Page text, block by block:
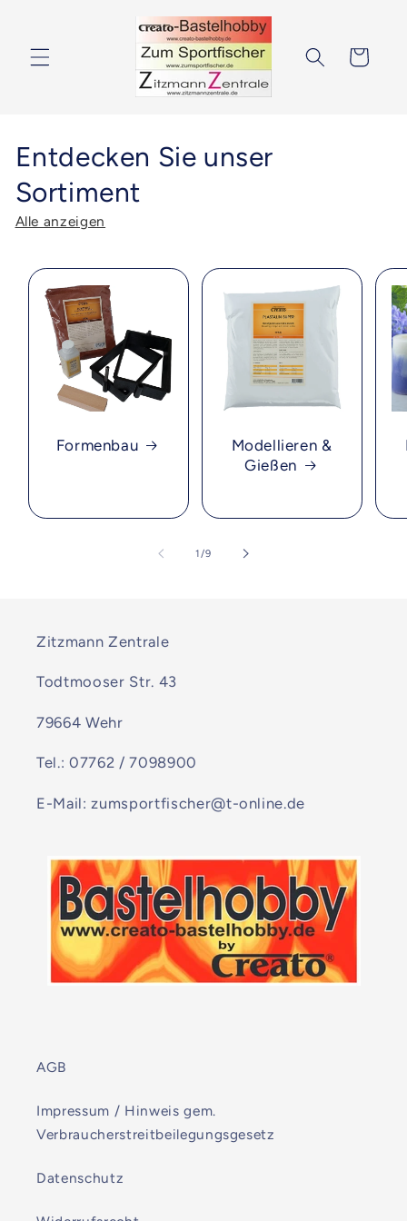
Warenkorb
Entdecken Sie unser
Sortiment
Alle anzeigen
Formenbau
Modellieren &
Gießen
1 /von
9
Zitzmann Zentrale
Todtmooser Str. 43
79664 Wehr
Tel.: 07762 / 7098900
E-Mail: zumsportfischer@t-online.de
AGB
Impressum / Hinweis gem.
Verbraucherstreitbeilegungsgesetz
Datenschutz